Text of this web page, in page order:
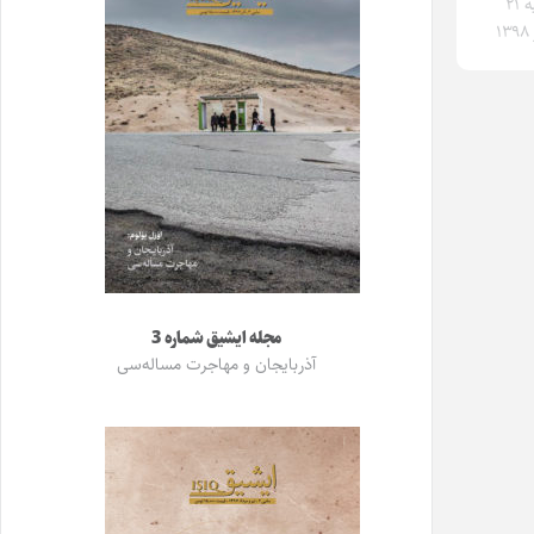
مجله ایشیق شماره 3
آذربایجان و مهاجرت مساله‌سی